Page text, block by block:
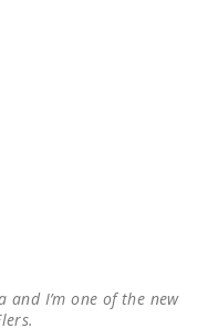
and I’m one of the new